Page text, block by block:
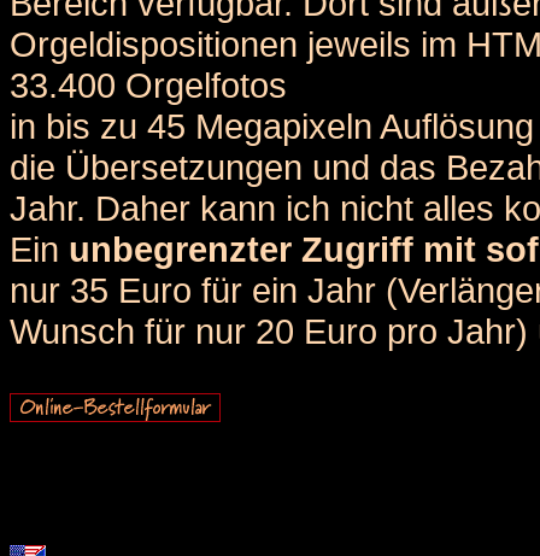
Orgeldispositionen jeweils im
33.400 Orgelfotos
in bis zu 45 Megapixeln
die Übersetzungen und das
Jahr. Daher kann ich nicht alles
Ein unbegrenzter Zugriff mit
nur 35 Euro für ein Jahr
Wunsch für nur 20 Euro pro